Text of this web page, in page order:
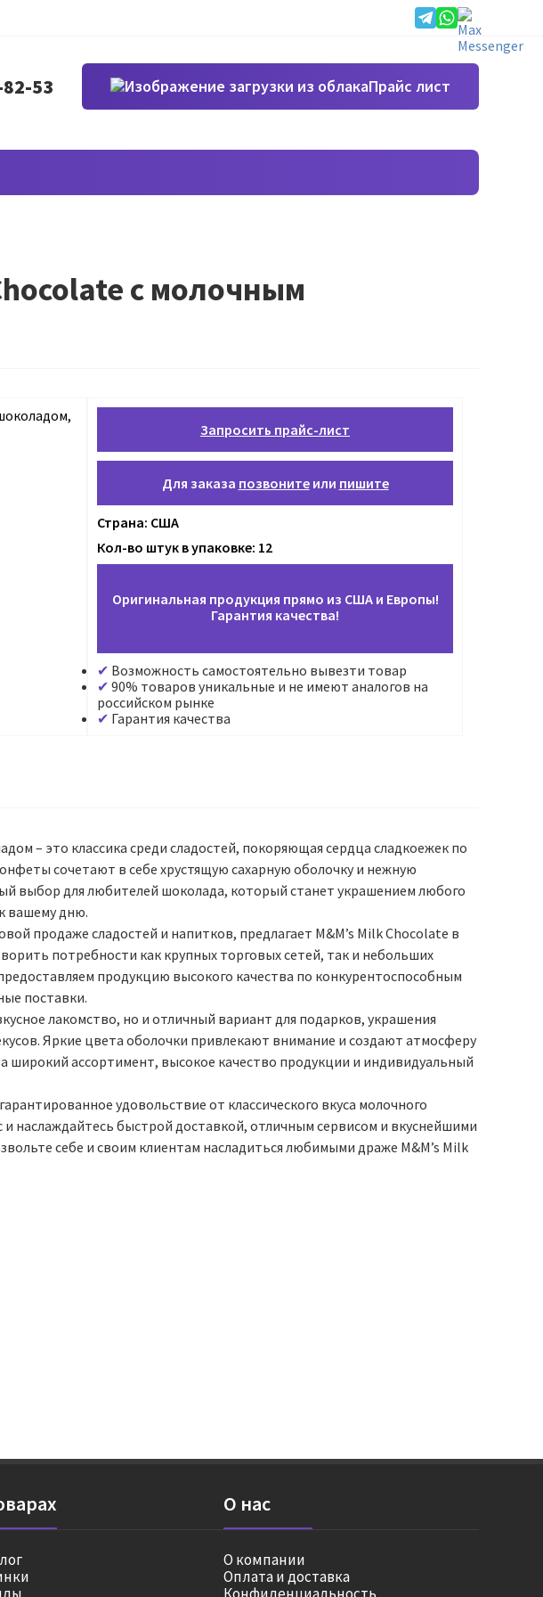
53 Прайс лист
с молочным
Запросить прайс-лист
Для заказа позвонитеили пишите
Страна: США
Кол-во штук в упаковке: 12
Оригинальная продукция прямо из США и Европы!
Гарантия качества!
Возможность самостоятельно вывезти товар
90% товаров уникальные и не имеют аналогов на
российском рынке
Гарантия качества
– это классика среди сладостей, покоряющая сердца сладкоежек по
сочетают в себе хрустящую сахарную оболочку и нежную
выбор для любителей шоколада, который станет украшением любого
вашему дню.
продаже сладостей и напитков, предлагает M&M’s Milk Chocolate в
потребности как крупных торговых сетей, так и небольших
продукцию высокого качества по конкурентоспособным
поставки.
лакомство, но и отличный вариант для подарков, украшения
Яркие цвета оболочки привлекают внимание и создают атмосферу
широкий ассортимент, высокое качество продукции и индивидуальный
удовольствие от классического вкуса молочного
наслаждайтесь быстрой доставкой, отличным сервисом и вкуснейшими
себе и своим клиентам насладиться любимыми драже M&M’s Milk
О нас
О компании
Оплата и доставка